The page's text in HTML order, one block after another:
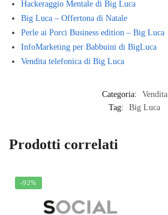
Hackeraggio Mentale di Big Luca
Big Luca – Offertona di Natale
Perle ai Porci Business edition – Big Luca
InfoMarketing per Babbuini di BigLuca
Vendita telefonica di Big Luca
Categoria:
Vendita
Tag:
Big Luca
Prodotti correlati
-92%